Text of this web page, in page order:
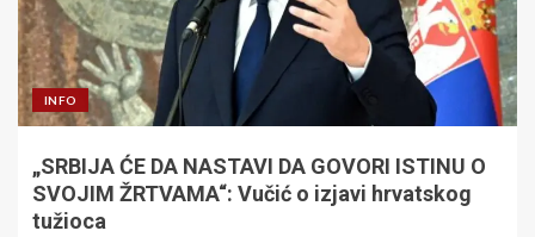
INFO
„SRBIJA ĆE DA NASTAVI DA GOVORI ISTINU O
SVOJIM ŽRTVAMA“: Vučić o izjavi hrvatskog
tužioca